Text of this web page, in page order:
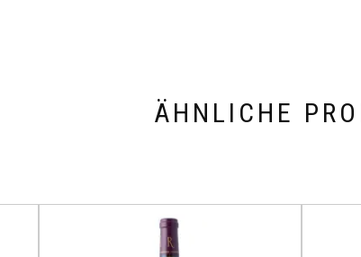
ÄHNLICHE